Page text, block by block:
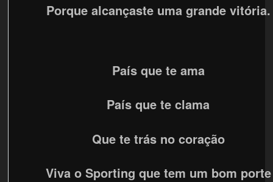
Porque alcançaste uma grande vitória.
País que te ama
País que te clama
Que te trás no coração
Viva o Sporting que tem um bom porte